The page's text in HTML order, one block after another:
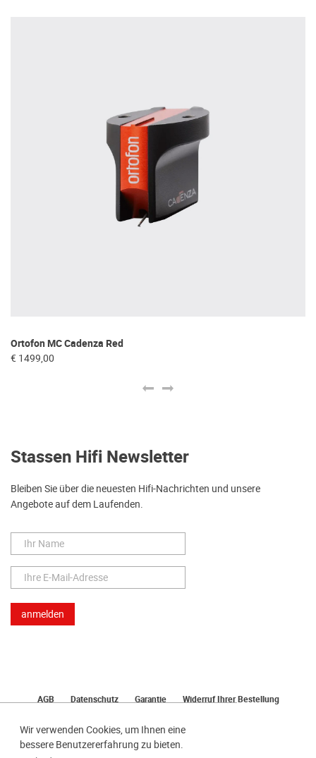
Wir verwenden Cookies, um Ihnen eine
bessere Benutzererfahrung zu bieten.
Ortofon MC Cadenza Red
€ 1499,00
Stassen Hifi Newsletter
Bleiben Sie über die neuesten Hifi-Nachrichten und unsere
Angebote auf dem Laufenden.
AGB Datenschutz Garantie
Widerruf Ihrer Bestellung